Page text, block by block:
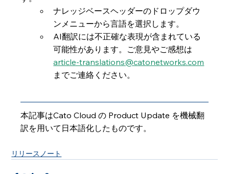
ナレッジベースヘッダーのドロップダウ
ンメニューから言語を選択します。
AI翻訳には不正確な表現が含まれている
可能性があります。ご意見やご感想は
article-translations@catonetworks.com
までご連絡ください。
本記事はCato Cloud の Product Update を機械翻
訳を用いて日本語化したものです。
リリースノート